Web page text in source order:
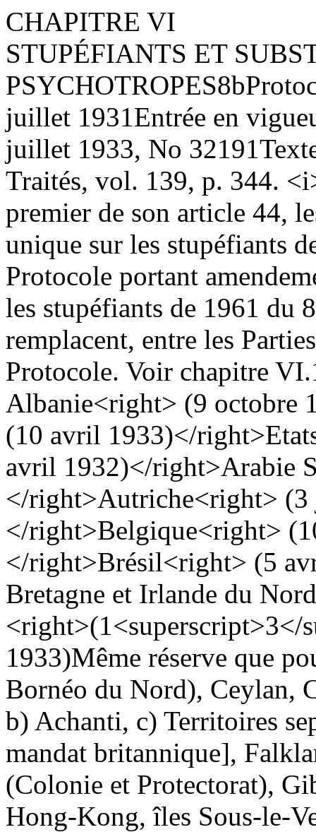
CHAPITRE VI
STUPÉFIANTS ET
PSYCHOTROPES8b
juillet 1931Entrée en
juillet 1933, No 32191
Traités, vol. 139, p. 344.
premier de son article 44,
unique sur les stupéfiants
Protocole portant
les stupéfiants de 1961 du
remplacent, entre les
Protocole. Voir chapitre
Albanie<right> (9 octobre
(10 avril 1933)</right>
avril 1932)</right>Arabie
</right>Autriche<right>
</right>Belgique<right>
</right>Brésil<right> (5
Bretagne et Irlande du
<right>(1<superscript>3</
1933)Même réserve que
Bornéo du Nord), Ceylan,
b) Achanti, c) Territoires
mandat britannique],
(Colonie et Protectorat),
Hong-Kong, îles Sous-le-